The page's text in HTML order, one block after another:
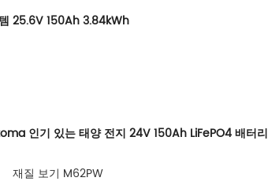
25.6V 150Ah 3.84kWh
인기 있는 태양 전지 24V 150Ah LiFePO4 배터리
재질 보기 M62PW